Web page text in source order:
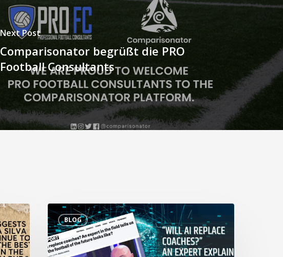
Next Post
Comparisonator begrüßt die PRO
Football Consultants
BLOG
“Wird
KI
die
Trainer